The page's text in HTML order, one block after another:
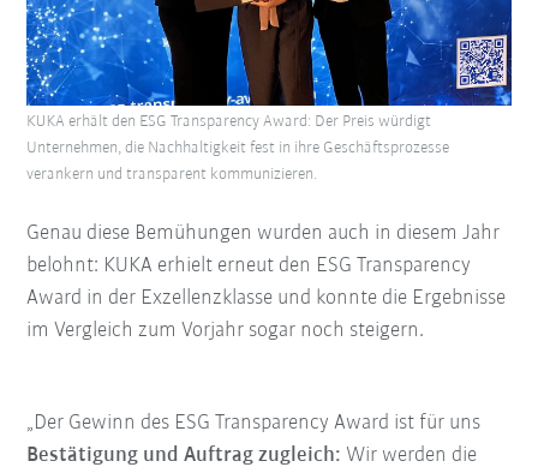
Genau diese Bemühungen wurden auch in diesem Jahr
belohnt: KUKA erhielt erneut den ESG Transparency
Award in der Exzellenzklasse und konnte die Ergebnisse
im Vergleich zum Vorjahr sogar noch steigern.
KUKA erhält den ESG Transparency Award: Der Preis würdigt
Unternehmen, die Nachhaltigkeit fest in ihre Geschäftsprozesse
verankern und transparent kommunizieren.
„Der Gewinn des ESG Transparency Award ist für uns
Bestätigung und Auftrag zugleich: Wir werden die